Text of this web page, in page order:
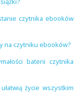
czytnika ebooków
na czytniku ebooków?
baterii czytnika
życie wszystkim